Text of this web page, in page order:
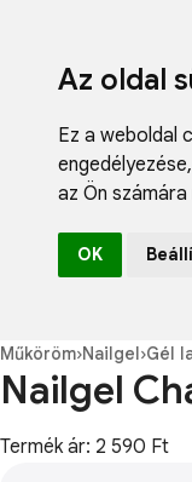
Az oldal
Ez a weboldal
engedélyezése,
az Ön
OK
Műköröm›Nailgel›Gél
Nailgel
Termék ár: 2 590 Ft